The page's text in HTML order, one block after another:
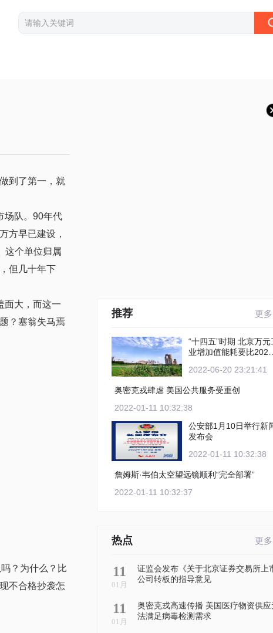
到了第一，就
场队。90年代
方早已建设，
这个单位归属
但几十年下
面大，而这一
？塞翁失马焉
？为什么？比
不合格抄袭怎
推荐 更多
“十四五”时期 北京万元工
业增加值能耗要比2020
2022-06-20 23:21:41
奥密克戎肆虐 美国公共服务受重创
2022-01-11 10:32:38
公安部1月10日举行新
发布会
2022-01-11 10:32:38
詹姆斯·韦伯太空望远镜顺利“完全部署”
2022-01-11 10:32:37
热点 更多
11
01月
证监会发布《关于北京证券交易所上
公司转板的指导意见
11
01月
奥密克戎高速传播 美国医疗物资供应
法满足病毒检测需求